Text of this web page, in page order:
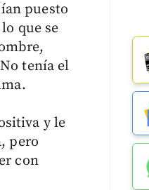
puesto
que se
tenía el
y le
pero
con